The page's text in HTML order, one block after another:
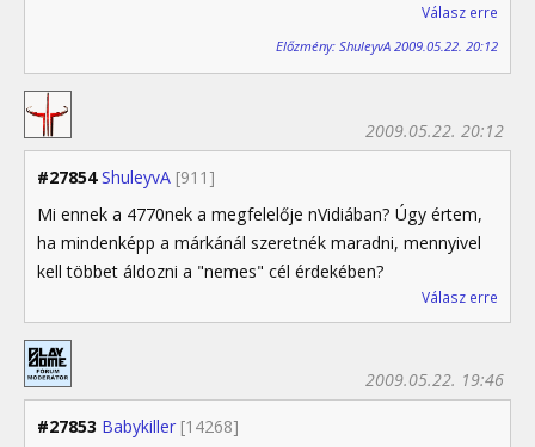
Válasz erre
Előzmény: ShuleyvA 2009.05.22. 20:12
#27854 ShuleyvA [911]
2009.05.22. 20:12
Mi ennek a 4770nek a megfelelője nVidiában? Úgy értem,
ha mindenképp a márkánál szeretnék maradni, mennyivel
kell többet áldozni a "nemes" cél érdekében?
Válasz erre
#27853 Babykiller [14268]
2009.05.22. 19:46